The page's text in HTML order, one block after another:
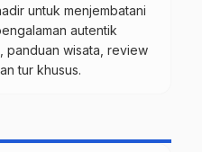
untuk menjembatani
autentik
panduan wisata, review
tur khusus.